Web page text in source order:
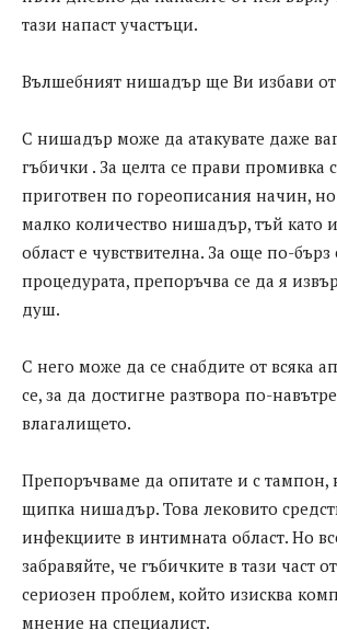
тази напаст участъци.
Вълшебният нишадър ще Ви избави от
С нишадър може да атакувате даже
гъбички . За целта се прави промивка
приготвен по гореописания начин,
малко количество нишадър, тъй като
област е чувствителна. За още по-бърз
процедурата, препоръчва се да я
душ.
С него може да се снабдите от всяка
се, за да достигне разтвора по-
влагалището.
Препоръчваме да опитате и с тампон,
щипка нишадър. Това лековито
инфекциите в интимната област. Но
забравяйте, че гъбичките в тази част
сериозен проблем, който изисква
мнение на специалист.